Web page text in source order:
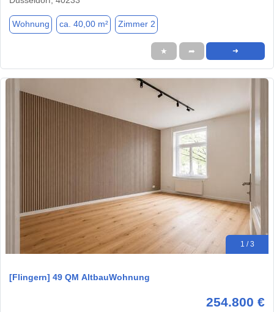
Wohnung ca. 40,00 m² Zimmer 2
★ ➦ ➜
1 / 3
[Flingern] 49 QM AltbauWohnung
254.800 €